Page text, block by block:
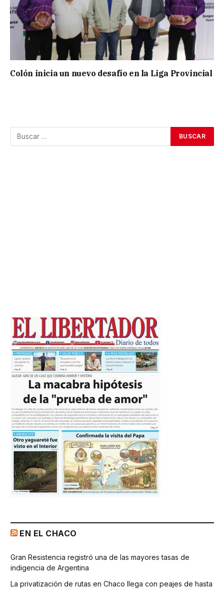
Colón inicia un nuevo desafío en la Liga Provincial
EN EL CHACO
Gran Resistencia registró una de las mayores tasas de
indigencia de Argentina
La privatización de rutas en Chaco llega con peajes de hasta